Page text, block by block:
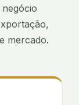
mercado.